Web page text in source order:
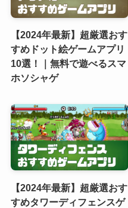
【2024年最新】超厳選おす
すめドット絵ゲームアプリ
10選！｜無料で遊べるスマ
ホソシャゲ
【2024年最新】超厳選おす
すめタワーディフェンスゲ